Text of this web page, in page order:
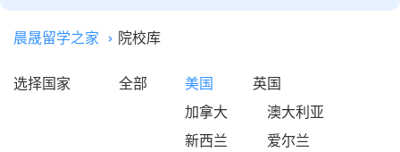
晨晟留学之家 院校库
选择国家 全部 美国
英国
加拿大
澳大利亚
新西兰
爱尔兰